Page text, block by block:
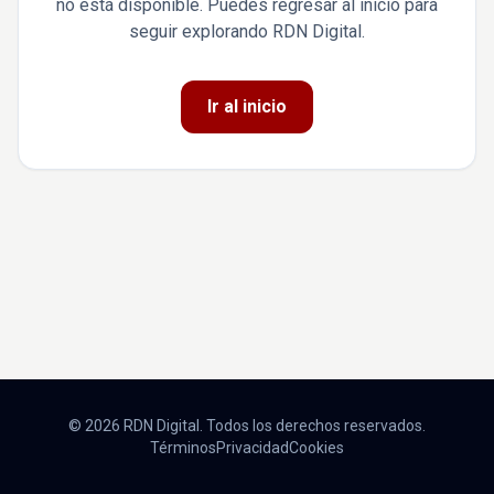
no está disponible. Puedes regresar al inicio para
seguir explorando RDN Digital.
Ir al inicio
© 2026 RDN Digital. Todos los derechos reservados.
TérminosPrivacidadCookies